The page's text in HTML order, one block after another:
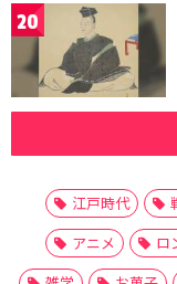
20
江戸時代
アニメ
ロ